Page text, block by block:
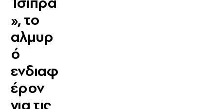
», το
αλμυρ
ό
ενδιαφ
έρον
για τις